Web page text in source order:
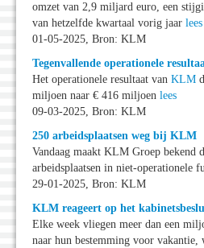
omzet van 2,9 miljard euro, een
van hetzelfde kwartaal vorig jaar lees
01-05-2025, Bron: KLM
Tegenvallende operationele
Het operationele resultaat van KLM
miljoen naar € 416 miljoen lees
09-03-2025, Bron: KLM
250 arbeidsplaatsen weg bij KLM
Vandaag maakt KLM Groep bekend
arbeidsplaatsen in niet-operationele
29-01-2025, Bron: KLM
KLM reageert op het
Elke week vliegen meer dan een
naar hun bestemming voor vakantie,